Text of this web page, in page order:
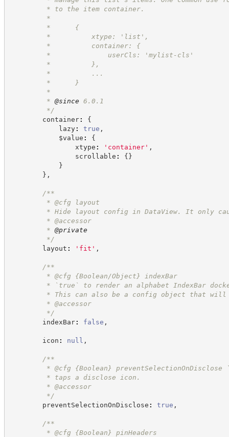
* to the item container.
*
*      {
*          xtype: 'list',
*          container: {
*              userCls: 'mylist-cls'
*          },
*          ...
*      }
*
* @since 6.0.1
*/
container:
{
lazy: true ,
$value :
{
xtype : ' container' ,
scrollable : {}
}
} ,
/**
* @cfg layout
* Hide layout config in DataView. It only
* @accessor
* @private
*/
layout : ' fit ' ,
/**
* @cfg {Boolean/Object} indexBar
* `true` to render an alphabet IndexBar
* This can also be a config object that will
* @accessor
*/
indexBar: false ,
icon : null ,
/**
* @cfg {Boolean}
preventSelectionOnDisclose
* taps a disclose icon.
* @accessor
*/
preventSelectionOnDisclose : true ,
/**
* @cfg {Boolean}
pinHeaders